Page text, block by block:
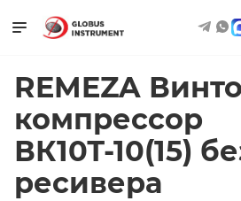
REMEZA
компрессор
ВК10Т-10(15)
ресивера